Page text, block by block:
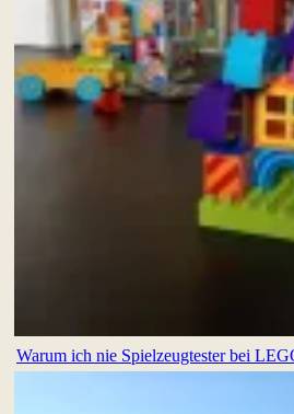
Warum ich nie Spielzeugtester bei